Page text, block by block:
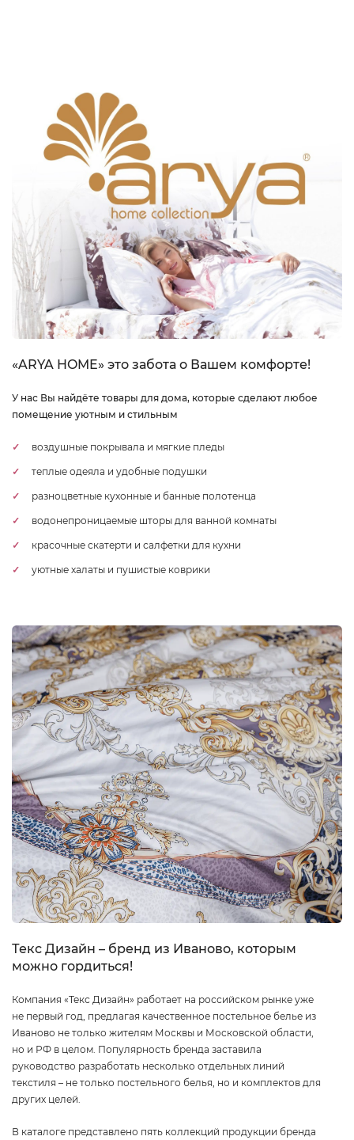
«ARYA HOME» это забота о Вашем комфорте!
У нас Вы найдёте товары для дома, которые сделают любое
помещение уютным и стильным
воздушные покрывала и мягкие пледы
теплые одеяла и удобные подушки
разноцветные кухонные и банные полотенца
водонепроницаемые шторы для ванной комнаты
красочные скатерти и салфетки для кухни
уютные халаты и пушистые коврики
Текс Дизайн – бренд из Иваново, которым
можно гордиться!
Компания «Текс Дизайн» работает на российском рынке уже
не первый год, предлагая качественное постельное белье из
Иваново не только жителям Москвы и Московской области,
но и РФ в целом. Популярность бренда заставила
руководство разработать несколько отдельных линий
текстиля – не только постельного белья, но и комплектов для
других целей.
В каталоге представлено пять коллекций продукции бренда